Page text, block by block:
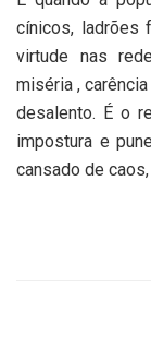
cínicos, ladrões
virtude nas
miséria ,
desalento. É o
impostura e
cansado de